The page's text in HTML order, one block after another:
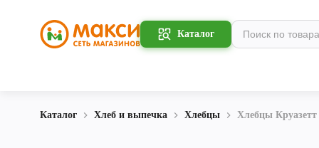
Каталог
Каталог Хлеб и выпечка Хлебцы Хлебцы